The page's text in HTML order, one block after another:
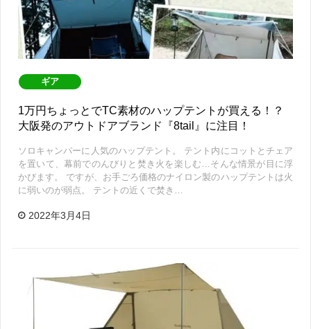
ギア
1万円ちょっとでTC素材のハップテントが買える！？
大阪発のアウトドアブランド『8tail』に注目！
ソロキャンパーに人気のハップテント。 テント内にコットとチェア
を置いて、幕前でのんびりと焚き火を楽しむ…そんな情景が目に浮
かびます。 ですが、お手ごろ価格のナイロン製のハップテントは火
に弱いのが弱点。 テントの近くで焚き…
2022年3月4日